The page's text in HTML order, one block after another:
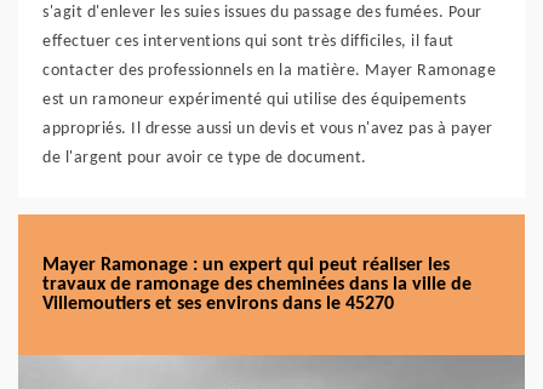
s'agit d'enlever les suies issues du passage des fumées. Pour
effectuer ces interventions qui sont très difficiles, il faut
contacter des professionnels en la matière. Mayer Ramonage
est un ramoneur expérimenté qui utilise des équipements
appropriés. Il dresse aussi un devis et vous n'avez pas à payer
de l'argent pour avoir ce type de document.
Mayer Ramonage : un expert qui peut réaliser les
travaux de ramonage des cheminées dans la ville de
Villemoutiers et ses environs dans le 45270